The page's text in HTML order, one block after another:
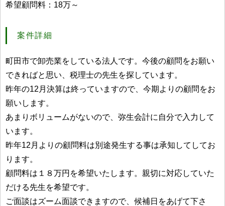
希望顧問料：18万～
案件詳細
町田市で卸売業をしている法人です。今後の顧問をお願い
できればと思い、税理士の先生を探しています。
昨年の12月決算は終っていますので、今期よりの顧問をお
願いします。
あまりボリュームがないので、弥生会計に自分で入力して
います。
昨年12月よりの顧問料は別途発生する事は承知してしてお
ります。
顧問料は１８万円を希望いたします。親切に対応していた
だける先生を希望です。
ご面談はズーム面談できますので、候補日をあげて下さ